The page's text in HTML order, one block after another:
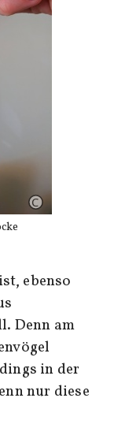
ist, ebenso
Denn am
in der
nur diese